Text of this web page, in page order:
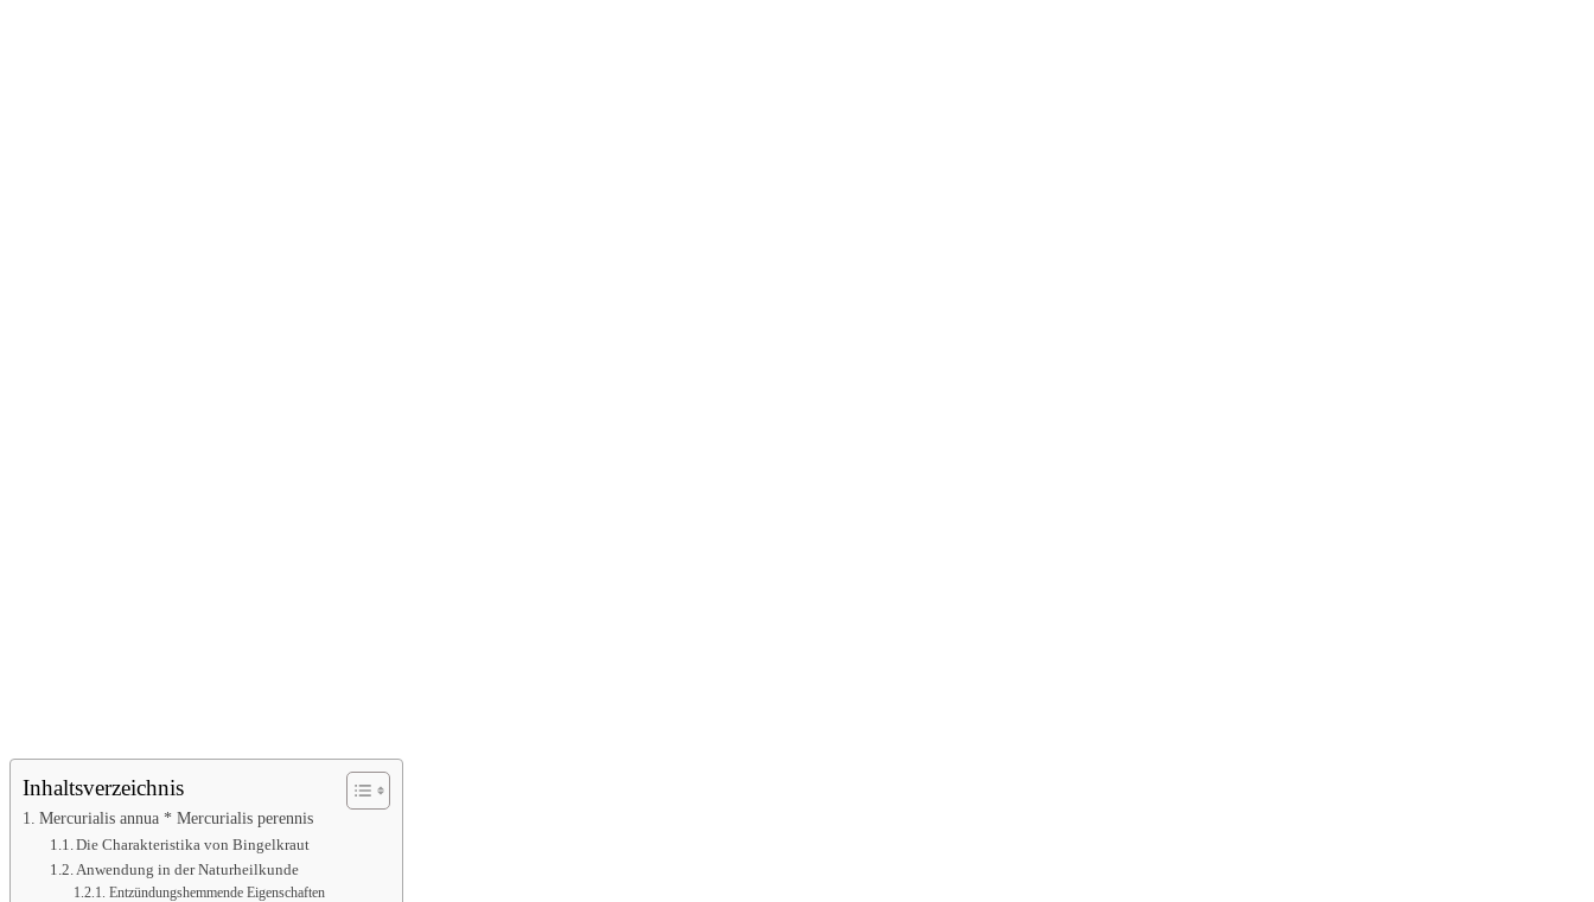
Inhaltsverzeichnis
Mercurialis annua * Mercurialis perennis
Die Charakteristika von Bingelkraut
Anwendung in der Naturheilkunde
Entzündungshemmende Eigenschaften